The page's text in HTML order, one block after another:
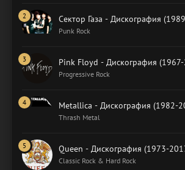
Сектор Газа - Дискография
Punk Rock
Pink Floyd - Дискография
Progressive Rock
Metallica - Дискография (1982-
Thrash Metal
Queen - Дискография (1973-
Classic Rock & Hard Rock